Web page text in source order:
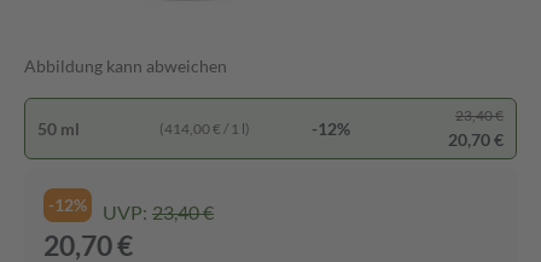
Abbildung kann abweichen
50 ml (414,00 € / 1 l) -12%
23,40 €
20,70 €
-12% UVP: 23,40 €
20,70 €